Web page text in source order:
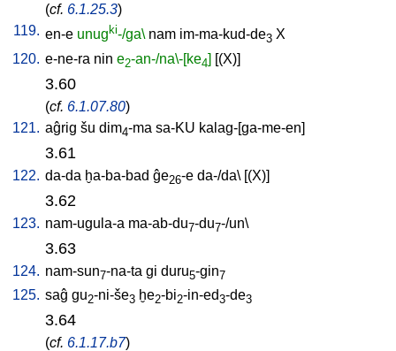
(cf. 6.1.25.3)
119. en-e unugki-/ga\ nam im-ma-kud-de3 X
120. e-ne-ra nin e2-an-/na\-[ke4] [(X)]
3.60
(cf. 6.1.07.80)
121. aĝrig šu dim4-ma sa-KU kalag-[ga-me-en]
3.61
122. da-da ḫa-ba-bad ĝe26-e da-/da\ [(X)]
3.62
123. nam-ugula-a ma-ab-du7-du7-/un\
3.63
124. nam-sun7-na-ta gi duru5-gin7
125. saĝ gu2-ni-še3 ḫe2-bi2-in-ed3-de3
3.64
(cf. 6.1.17.b7)